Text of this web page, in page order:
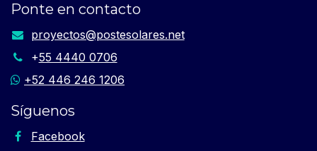
Ponte en contacto
proyectos​@postesolares.net​
+55 4440 0706
+52 446 246 1206
Síguenos
Facebook